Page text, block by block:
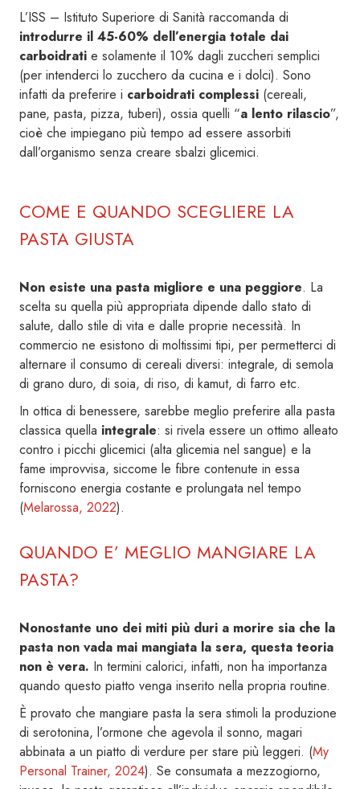
L’ISS – Istituto Superiore di Sanità raccomanda di
introdurre il 45-60% dell’energia totale dai
carboidrati e solamente il 10% dagli zuccheri semplici
(per intenderci lo zucchero da cucina e i dolci). Sono
infatti da preferire i carboidrati complessi (cereali,
pane, pasta, pizza, tuberi), ossia quelli “a lento rilascio”,
cioè che impiegano più tempo ad essere assorbiti
dall’organismo senza creare sbalzi glicemici.
COME E QUANDO SCEGLIERE LA
PASTA GIUSTA
Non esiste una pasta migliore e una peggiore. La
scelta su quella più appropriata dipende dallo stato di
salute, dallo stile di vita e dalle proprie necessità. In
commercio ne esistono di moltissimi tipi, per permetterci di
alternare il consumo di cereali diversi: integrale, di semola
di grano duro, di soia, di riso, di kamut, di farro etc.
In ottica di benessere, sarebbe meglio preferire alla pasta
classica quella integrale: si rivela essere un ottimo alleato
contro i picchi glicemici (alta glicemia nel sangue) e la
fame improvvisa, siccome le fibre contenute in essa
forniscono energia costante e prolungata nel tempo
(Melarossa, 2022).
QUANDO E’ MEGLIO MANGIARE LA
PASTA?
Nonostante uno dei miti più duri a morire sia che la
pasta non vada mai mangiata la sera, questa teoria
non è vera. In termini calorici, infatti, non ha importanza
quando questo piatto venga inserito nella propria routine.
È provato che mangiare pasta la sera stimoli la produzione
di serotonina, l’ormone che agevola il sonno, magari
abbinata a un piatto di verdure per stare più leggeri. (My
Personal Trainer, 2024). Se consumata a mezzogiorno,